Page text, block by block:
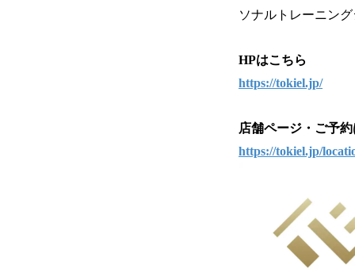
ソナルトレーニン
HPはこちら
https://tokiel.jp/
店舗ページ・ご予
https://tokiel.jp/